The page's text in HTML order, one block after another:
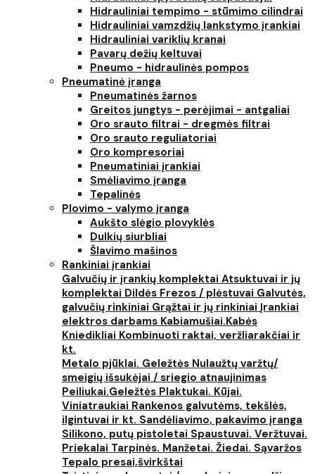
Hidrauliniai tempimo - stūmimo cilindrai
Hidrauliniai vamzdžių lankstymo įrankiai
Hidrauliniai variklių kranai
Pavarų dežių keltuvai
Pneumo - hidraulinės pompos
Pneumatinė įranga
Pneumatinės žarnos
Greitos jungtys - perėjimai - antgaliai
Oro srauto filtrai - dregmės filtrai
Oro srauto reguliatoriai
Oro kompresoriai
Pneumatiniai įrankiai
Smėliavimo įranga
Tepalinės
Plovimo - valymo įranga
Aukšto slėgio plovyklės
Dulkių siurbliai
Šlavimo mašinos
Rankiniai įrankiai
Galvučių ir įrankių komplektai Atsuktuvai ir jų
komplektai Dildės Frezos / plėstuvai Galvutės,
galvučių rinkiniai Grąžtai ir jų rinkiniai Įrankiai
elektros darbams Kabiamušiai.Kabės
Kniedikliai Kombinuoti raktai, veržliarakčiai ir
kt.
Metalo pjūklai. Geležtės Nulaužtų varžtų/
smeigių išsukėjai / sriegio atnaujinimas
Peiliukai.Geležtės Plaktukai. Kūjai.
Viniatraukiai Rankenos galvutėms, tekšlės,
ilgintuvai ir kt. Sandėliavimo, pakavimo įranga
Silikono, putų pistoletai Spaustuvai. Veržtuvai.
Priekalai Tarpinės. Manžetai. Žiedai. Sąvaržos
Tepalo presai,švirkštai